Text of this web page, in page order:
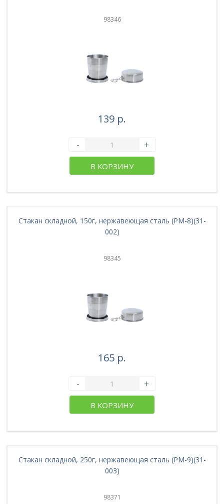
98346
139 р.
- +
В КОРЗИНУ
Стакан складной, 150г, нержавеющая сталь (PM-8)(31-
002)
98345
165 р.
- +
В КОРЗИНУ
Стакан складной, 250г, нержавеющая сталь (PM-9)(31-
003)
98371